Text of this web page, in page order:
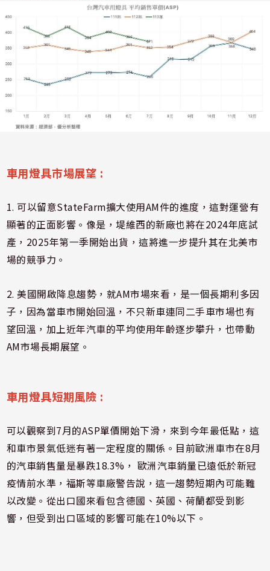
車用燈具市場展望 :
1. 可以留意StateFarm擴大使用AM件的進度，這對運營有
顯著的正面影響。像是，堤維西的新廠也將在2024年底試
產，2025年第一季開始出貨，這將進一步提升其在北美市
場的競爭力。
2. 美國開啟降息趨勢，就AM市場來看，是一個長期利多因
子，因為當車市開始回溫，不只新車連同二手車市場也有
望回溫，加上近年汽車的平均使用年齡逐步攀升，也帶動
AM市場長期展望。
車用燈具短期風險 :
可以觀察到7月的ASP單價開始下滑，來到今年最低點，這
和車市景氣低迷有著一定程度的關係。目前歐洲車市在8月
的汽車銷售量是暴跌18.3%， 歐洲汽車銷量已遠低於新冠
疫情前水準，福斯等車廠警告說，這一趨勢短期內可能難
以改變。從出口國來看包含德國、英國、荷蘭都受到影
響，但受到出口區域的影響可能在10%以下。